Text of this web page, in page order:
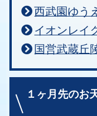
西武園ゆう
イオンレイ
国営武蔵丘
１ヶ月先のお